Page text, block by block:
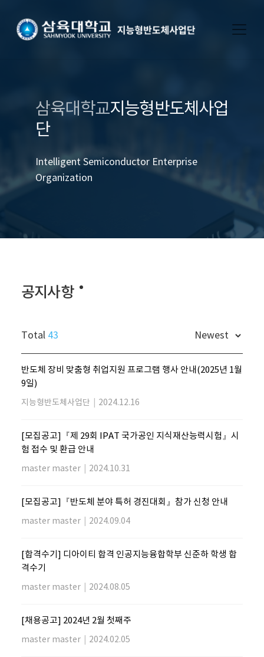
삼육대학교지능형반도체사업
단
Intelligent Semiconductor Enterprise
Organization
공지사항
Total 43
반도체 장비 맞춤형 취업지원 프로그램 행사 안내(2025년 1월
9일)
지능형반도체사업단 2024.12.16
[모집공고]『제 29회 IPAT 국가공인 지식재산능력시험』시
험 접수 및 환급 안내
master master 2024.10.31
[모집공고]『반도체 분야 특허 경진대회』참가 신청 안내
master master 2024.09.04
[합격수기] 디아이티 합격 인공지능융합학부 신준하 학생 합
격수기
master master 2024.08.05
[채용공고] 2024년 2월 첫째주
master master 2024.02.05